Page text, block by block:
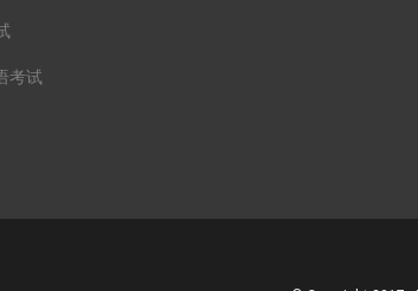
考试